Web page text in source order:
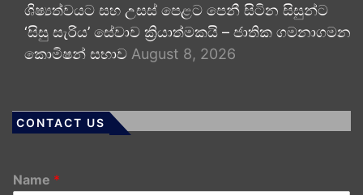
ශිෂ්‍යත්වයට සහ උසස් පෙළට පෙනී සිටින සිසුන්ට
‘සිසු සැරිය’ සේවාව ක්‍රියාත්මකයි – ජාතික ගමනාගමන
කොමිෂන් සභාව August 8, 2026
CONTACT US
Name *